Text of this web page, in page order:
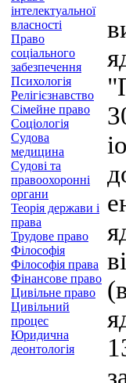
інтелектуальної
власності
Право
соціального
забезпечення
Психологія
Релігієзнавство
Сімейне право
Соціологія
Судова
медицина
Судові та
правоохоронні
органи
Теорія держави і
права
Трудове право
Філософія
Філософія права
Фінансове право
Цивільне право
Цивільний
процес
Юридична
деонтологія